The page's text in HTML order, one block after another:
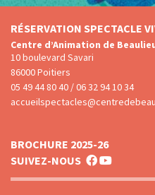
RÉSERVATION SPECTACLE
Centre d’Animation de
10 boulevard Savari
86000 Poitiers
05 49 44 80 40 / 06 32 94 10 34
BROCHURE 2025-26
SUIVEZ-NOUS